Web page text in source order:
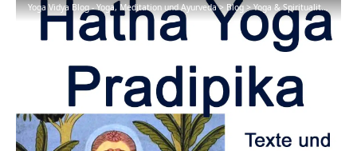
Yoga Vidya Blog - Yoga, Meditation und Ayurveda>Blog>Yoga & Spiritualität >